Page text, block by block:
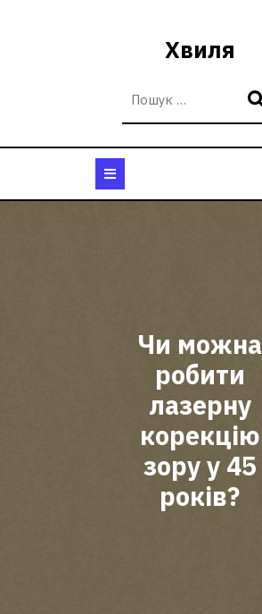
Хвиля
Чи можна
робити
лазерну
корекцію
зору у 45
років?